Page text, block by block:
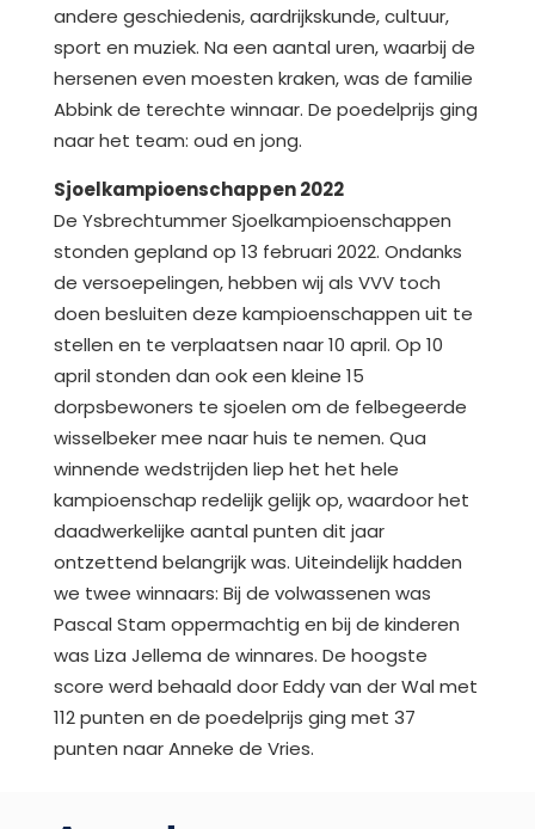
andere geschiedenis, aardrijkskunde, cultuur,
sport en muziek. Na een aantal uren, waarbij de
hersenen even moesten kraken, was de familie
Abbink de terechte winnaar. De poedelprijs ging
naar het team: oud en jong.
Sjoelkampioenschappen 2022
De Ysbrechtummer Sjoelkampioenschappen
stonden gepland op 13 februari 2022. Ondanks
de versoepelingen, hebben wij als VVV toch
doen besluiten deze kampioenschappen uit te
stellen en te verplaatsen naar 10 april. Op 10
april stonden dan ook een kleine 15
dorpsbewoners te sjoelen om de felbegeerde
wisselbeker mee naar huis te nemen. Qua
winnende wedstrijden liep het het hele
kampioenschap redelijk gelijk op, waardoor het
daadwerkelijke aantal punten dit jaar
ontzettend belangrijk was. Uiteindelijk hadden
we twee winnaars: Bij de volwassenen was
Pascal Stam oppermachtig en bij de kinderen
was Liza Jellema de winnares. De hoogste
score werd behaald door Eddy van der Wal met
112 punten en de poedelprijs ging met 37
punten naar Anneke de Vries.